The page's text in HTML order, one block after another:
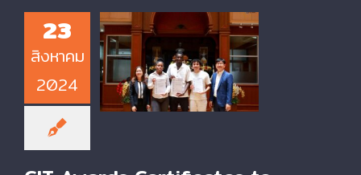
23
สิงหาคม
2024
CIT Awards
Certificates to
French Exchange
Students from
CESI Engineering